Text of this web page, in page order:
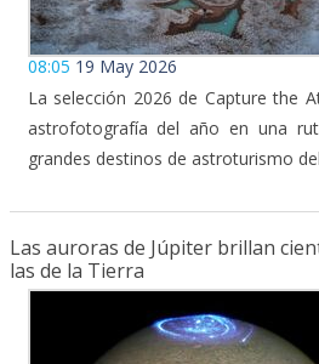
08:05 19 May 2026
La selección 2026 de Capture the
astrofotografía del año en una
grandes destinos de astroturismo
Las auroras de Júpiter brillan
las de la Tierra